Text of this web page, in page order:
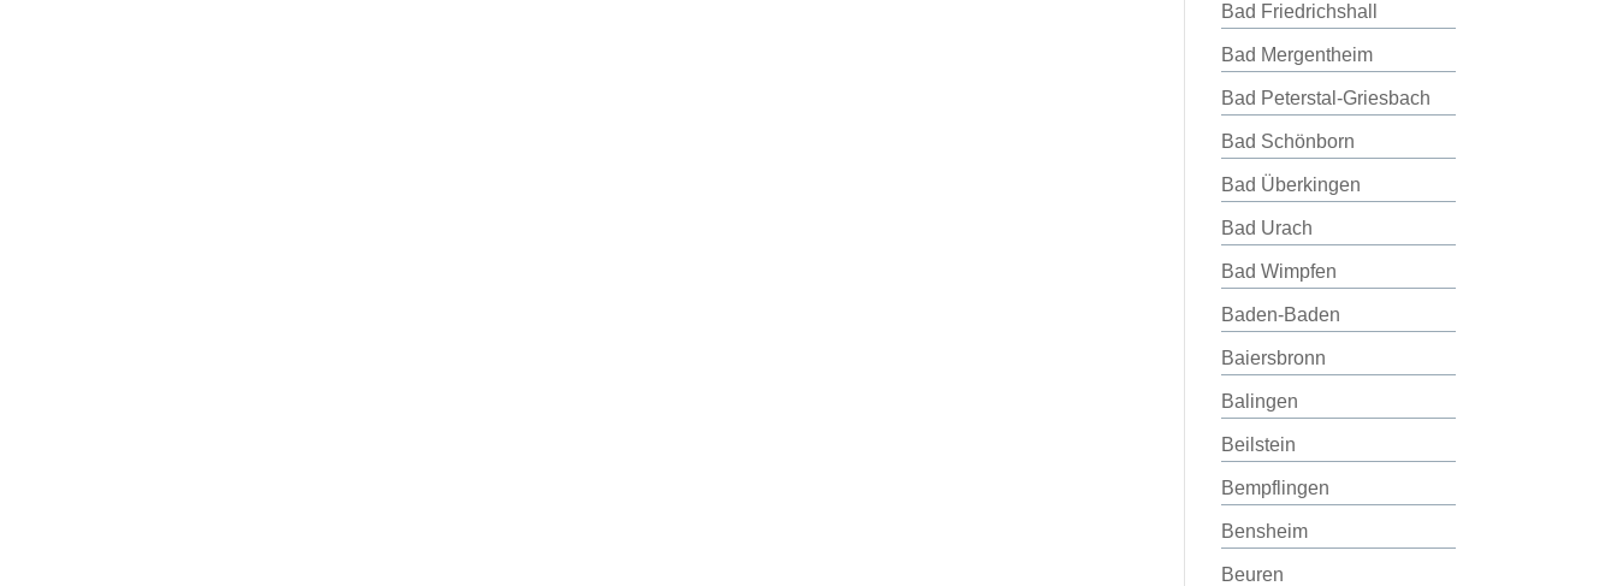
Bad Friedrichshall
Bad Mergentheim
Bad Peterstal-Griesbach
Bad Schönborn
Bad Überkingen
Bad Urach
Bad Wimpfen
Baden-Baden
Baiersbronn
Balingen
Beilstein
Bempflingen
Bensheim
Beuren